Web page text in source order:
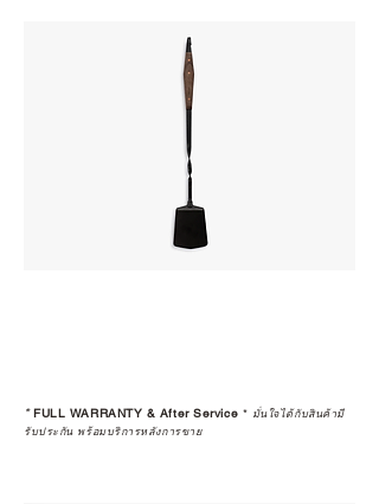
*FULL WARRANTY & After Service * มั่นใจได้กับสินค้ามี
รับประกัน พร้อมบริการหลังการขาย